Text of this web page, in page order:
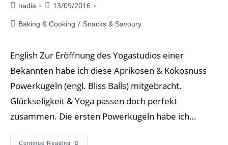
nadia 13/09/2016
Baking & Cooking / Snacks & Savoury
English Zur Eröffnung des Yogastudios einer
Bekannten habe ich diese Aprikosen & Kokosnuss
Powerkugeln (engl. Bliss Balls) mitgebracht.
Glückseligkeit & Yoga passen doch perfekt
zusammen. Die ersten Powerkugeln habe ich…
Continue Reading